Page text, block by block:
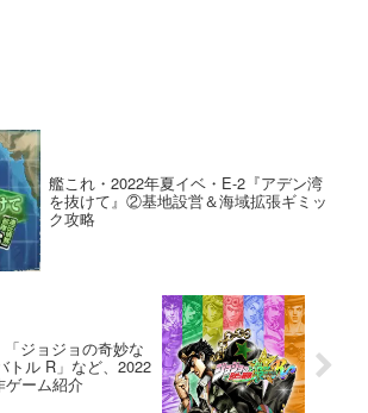
艦これ・2022年夏イベ・E-2『アデン湾
を抜けて』②基地設営＆海域拡張ギミッ
ク攻略
「ジョジョの奇妙な
トル R」など、2022
ゲーム紹介